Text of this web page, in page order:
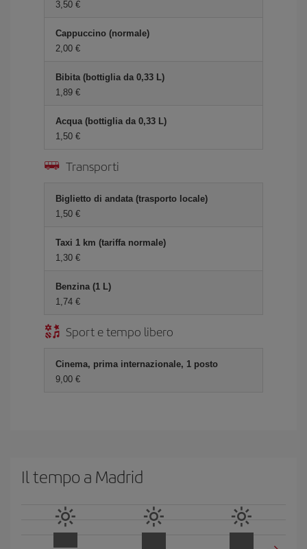
3,50 €
Cappuccino (normale)
2,00 €
Bibita (bottiglia da 0,33 L)
1,89 €
Acqua (bottiglia da 0,33 L)
1,50 €
Transporti
Biglietto di andata (trasporto locale)
1,50 €
Taxi 1 km (tariffa normale)
1,30 €
Benzina (1 L)
1,74 €
Sport e tempo libero
Cinema, prima internazionale, 1 posto
9,00 €
Il tempo a Madrid